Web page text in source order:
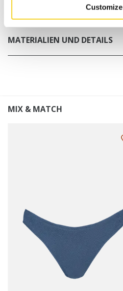
Customize
Passform gebunden werden
MATERIALIEN UND DETAILS
MIX & MATCH